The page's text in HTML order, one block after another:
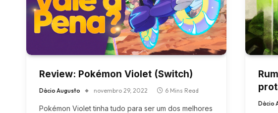
Review: Pokémon Violet (Switch)
Dácio Augusto novembro 29, 2022 6 Mins Read
Pokémon Violet tinha tudo para ser um dos melhores
Dácio